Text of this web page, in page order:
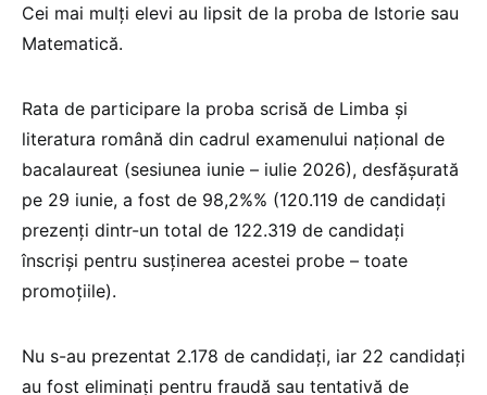
Cei mai mulți elevi au lipsit de la proba de Istorie sau
Matematică.
Rata de participare la proba scrisă de Limba și
literatura română din cadrul examenului național de
bacalaureat (sesiunea iunie – iulie 2026), desfășurată
pe 29 iunie, a fost de 98,2%% (120.119 de candidați
prezenți dintr-un total de 122.319 de candidați
înscriși pentru susținerea acestei probe – toate
promoțiile).
Nu s-au prezentat 2.178 de candidați, iar 22 candidați
au fost eliminați pentru fraudă sau tentativă de